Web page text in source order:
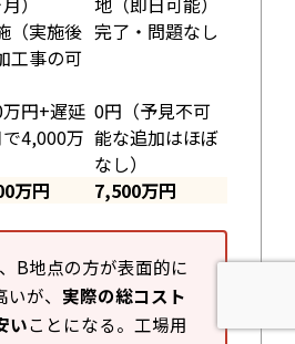
（実施後
工事の可
完了・問題なし
円+遅延
4,000万
0円（予見不可
能な追加はほぼ
なし）
万円 7,500万円
B地点の方が表面的に
が、 実際の総コスト
いことになる。工場用